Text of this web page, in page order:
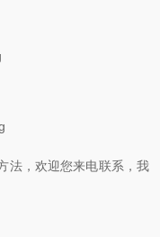
法，欢迎您来电联系，我